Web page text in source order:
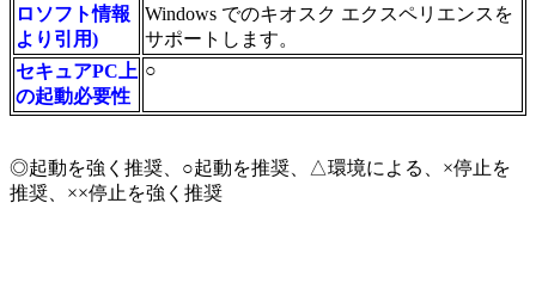
ロソフト情報
より引用)
Windows でのキオスク エクスペリエンスを
サポートします。
セキュアPC上
の起動必要性
○
◎起動を強く推奨、○起動を推奨、△環境による、×停止を
推奨、××停止を強く推奨